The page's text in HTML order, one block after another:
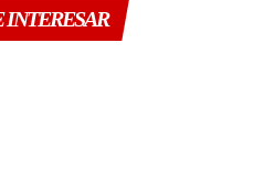
INTERESAR